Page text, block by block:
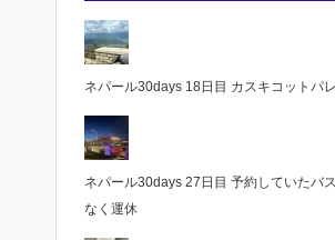
ネパール30days 18日目 カスキコットパ
ネパール30days 27日目 予約していたバ
なく運休